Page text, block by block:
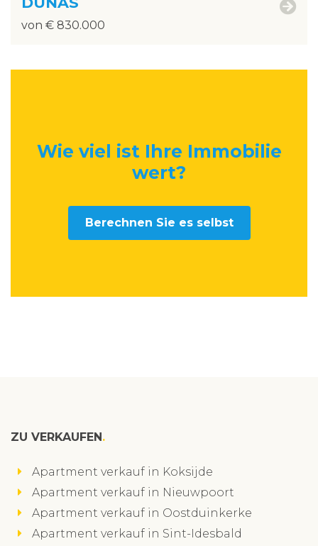
von € 830.000
Wie viel ist Ihre Immobilie
wert?
Berechnen Sie es selbst
ZU VERKAUFEN
Apartment verkauf in Koksijde
Apartment verkauf in Nieuwpoort
Apartment verkauf in Oostduinkerke
Apartment verkauf in Sint-Idesbald